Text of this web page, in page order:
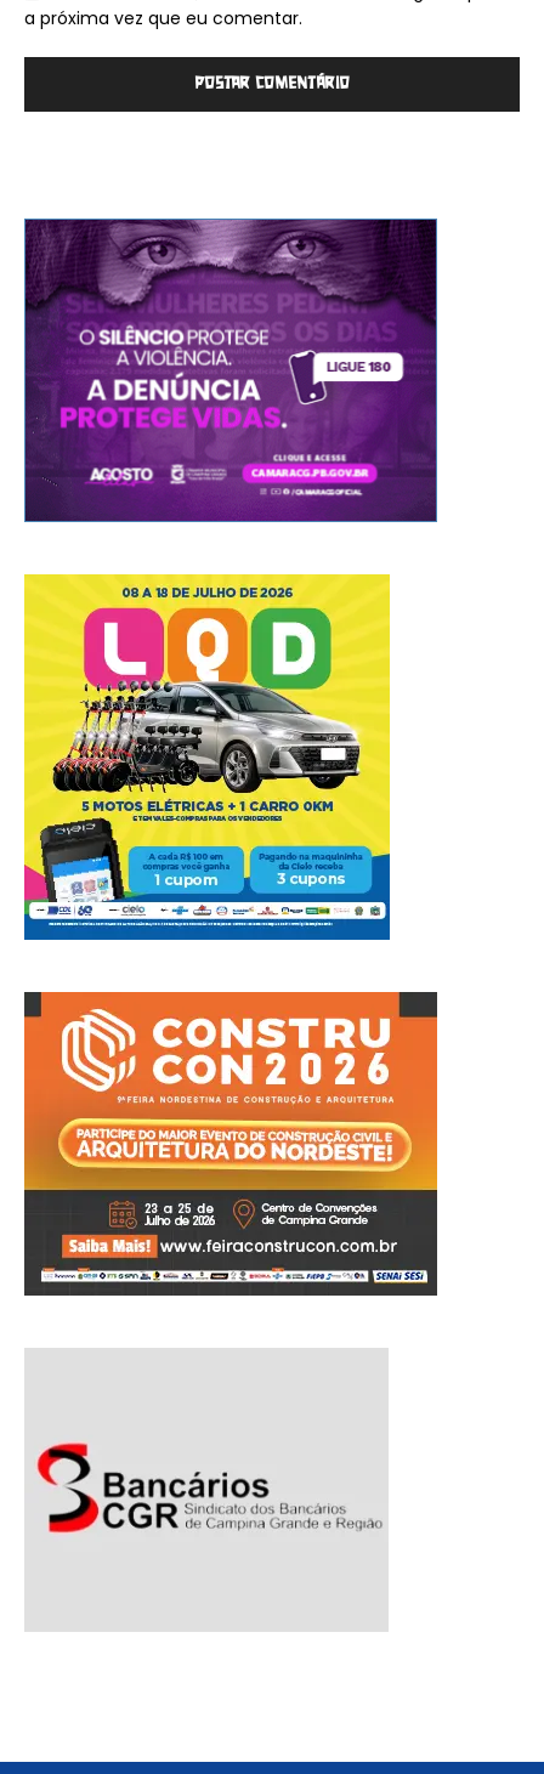
a próxima vez que eu comentar.